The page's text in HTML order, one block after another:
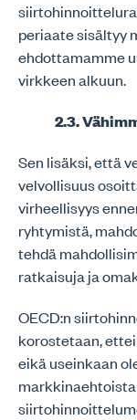
periaate sisältyy
ehdottamamme
virkkeen alkuun.
2.3.
Sen lisäksi, että
velvollisuus
virheellisyys
ryhtymistä,
tehdä
ratkaisuja ja
OECD:n
korostetaan,
eikä useinkaan